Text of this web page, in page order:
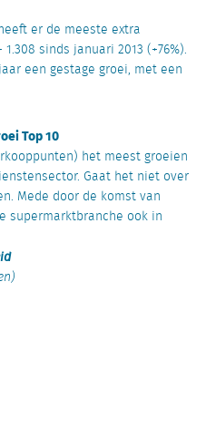
er de meeste extra
sinds januari 2013 (+76%).
een gestage groei, met een
Top 10
het meest groeien
Gaat het niet over
Mede door de komst van
supermarktbranche ook in